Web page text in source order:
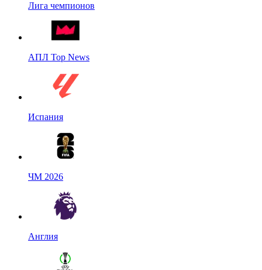
Лига чемпионов
АПЛ Top News
Испания
ЧМ 2026
Англия